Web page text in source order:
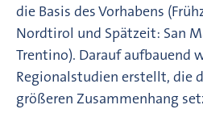
die Basis des Vorhabens
Nordtirol und Spätzeit: San
Trentino). Darauf aufbauend
Regionalstudien erstellt, die
größeren Zusammenhang